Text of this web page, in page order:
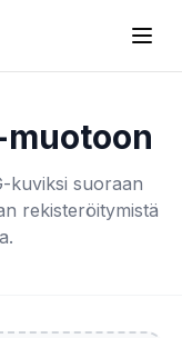
muotoon
kuviksi suoraan
rekisteröitymistä